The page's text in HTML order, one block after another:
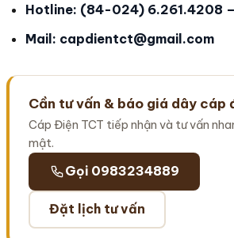
Hotline: (84-024) 6.261.4208
Mail: capdientct@gmail.com
Cần tư vấn & báo giá dây cáp
Cáp Điện TCT tiếp nhận và tư vấn
mật.
Gọi 0983234889
Đặt lịch tư vấn